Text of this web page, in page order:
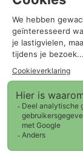
Flakt
Bosch
Agpo Ferroli
Recente blogs